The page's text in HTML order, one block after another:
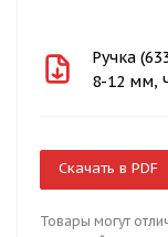
Ручка
8-12 мм,
Скачать в PDF
Товары могут